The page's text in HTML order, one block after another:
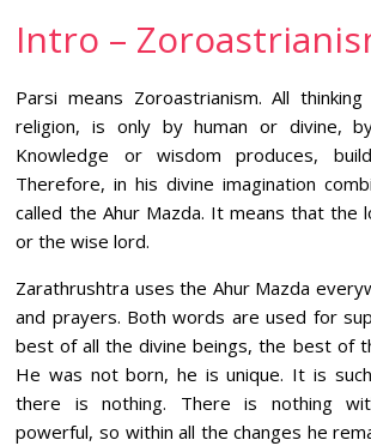
Intro –
Parsi means Zoroastrianism. All
religion, is only by human or divine,
Knowledge or wisdom produces,
Therefore, in his divine imagination
called the Ahur Mazda. It means that the
or the wise lord.
Zarathrushtra uses the Ahur Mazda
and prayers. Both words are used for
best of all the divine beings, the best of
He was not born, he is unique. It is
there is nothing. There is nothing
powerful, so within all the changes he